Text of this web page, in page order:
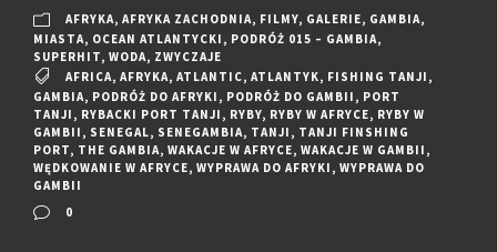
AFRYKA, AFRYKA ZACHODNIA, FILMY, GALERIE, GAMBIA,
MIASTA, OCEAN ATLANTYCKI , PODRÓŻ 015 – GAMBIA,
SUPERHIT, WODA, ZWYCZAJE
AFRICA, AFRYKA, ATLANTIC, ATLANTYK, FISHING TANJI ,
GAMBIA, PODRÓŻ DO AFRYKI , PODRÓŻ DO GAMBII , PORT
TANJI , RYBACKI PORT TANJI , RYBY, RYBY W AFRYCE, RYBY W
GAMBII , SENEGAL, SENEGAMBIA, TANJI , TANJI FINSHING
PORT, THE GAMBIA, WAKACJE W AFRYCE, WAKACJE W GAMBII ,
WĘDKOWANIE W AFRYCE, WYPRAWA DO AFRYKI , WYPRAWA DO
GAMBII
0